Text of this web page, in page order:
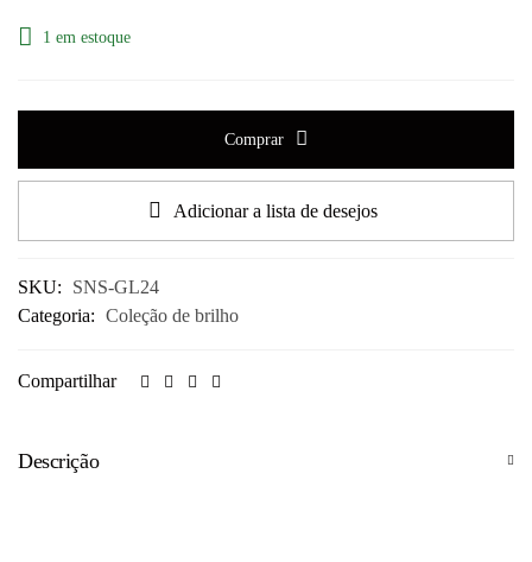
1 em estoque
Comprar
Adicionar a lista de desejos
SKU:
SNS-GL24
Categoria: Coleção de brilho
Compartilhar
Descrição